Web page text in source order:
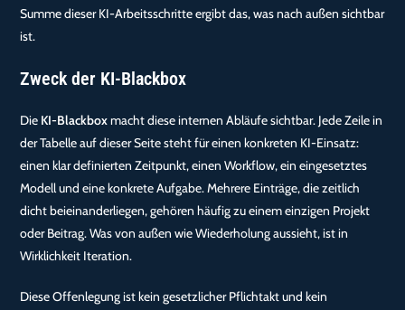
Summe dieser KI-Arbeitsschritte ergibt das, was nach außen sichtbar
ist.
Zweck der KI-Blackbox
Die KI-Blackboxmacht diese internen Abläufe sichtbar. Jede Zeile in
der Tabelle auf dieser Seite steht für einen konkreten KI-Einsatz:
einen klar definierten Zeitpunkt, einen Workflow, ein eingesetztes
Modell und eine konkrete Aufgabe. Mehrere Einträge, die zeitlich
dicht beieinanderliegen, gehören häufig zu einem einzigen Projekt
oder Beitrag. Was von außen wie Wiederholung aussieht, ist in
Wirklichkeit Iteration.
Diese Offenlegung ist kein gesetzlicher Pflichtakt und kein